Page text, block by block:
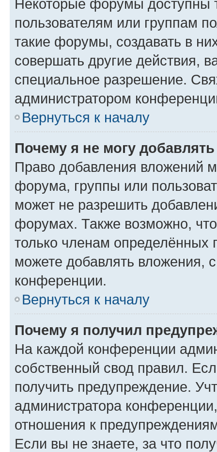
Некоторые форумы доступны
пользователям или группам
такие форумы, создавать в
совершать другие действия,
специальное разрешение.
администратором
Вернуться к началу
Почему я не могу
Право добавления вложений
форума, группы или
может не разрешить
форумах. Также возможно,
только членам определённых
можете добавлять вложения,
конференции.
Вернуться к началу
Почему я получил
На каждой конференции
собственный свод правил.
получить предупреждение.
администратора
отношения к
Если вы не знаете, за что